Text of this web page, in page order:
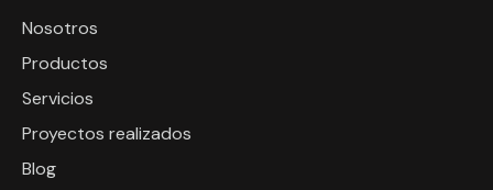
Nosotros
Productos
Servicios
Proyectos realizados
Blog